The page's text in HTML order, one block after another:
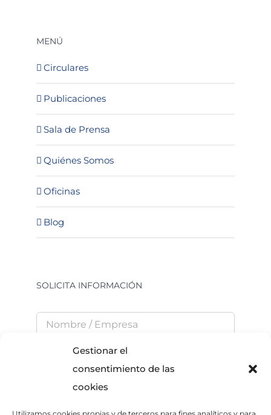
Gestionar el
consentimiento de las
cookies
MENÚ
Circulares
Publicaciones
Sala de Prensa
Quiénes Somos
Oficinas
Blog
SOLICITA INFORMACIÓN